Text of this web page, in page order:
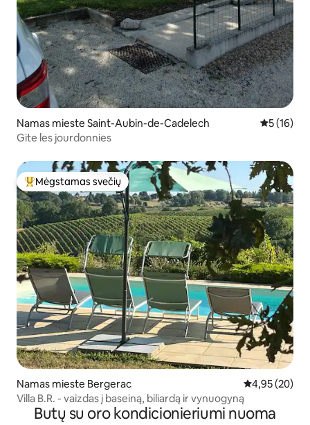
Namas mieste Saint-Aubin-de-Cadelech Vidutinis
5 (16)
Gite les jourdonnies
Svečių mėgstamiausias
Mėgstamas svečių
Namas mieste Bergerac Vidutinis
4,95 (20)
Villa B.R. - vaizdas į baseiną, biliardą ir vynuogyną
Butų su oro kondicionieriumi nuoma